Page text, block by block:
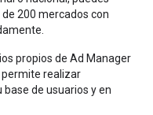
200 mercados con
propios de Ad Manager
realizar
de usuarios y en